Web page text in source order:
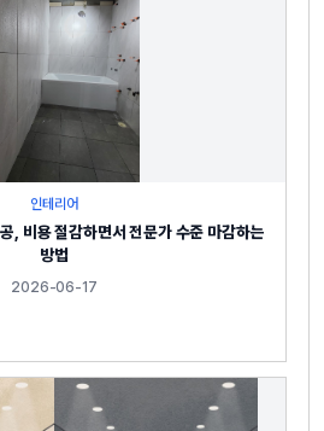
인테리어
, 비용 절감하면서 전문가 수준 마감하는
방법
2026-06-17